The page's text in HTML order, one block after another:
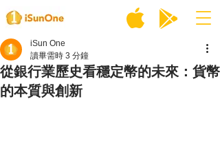
從銀行業歷史看穩定幣的未來：貨幣
的本質與創新
iSun One
讀畢需時 3 分鐘